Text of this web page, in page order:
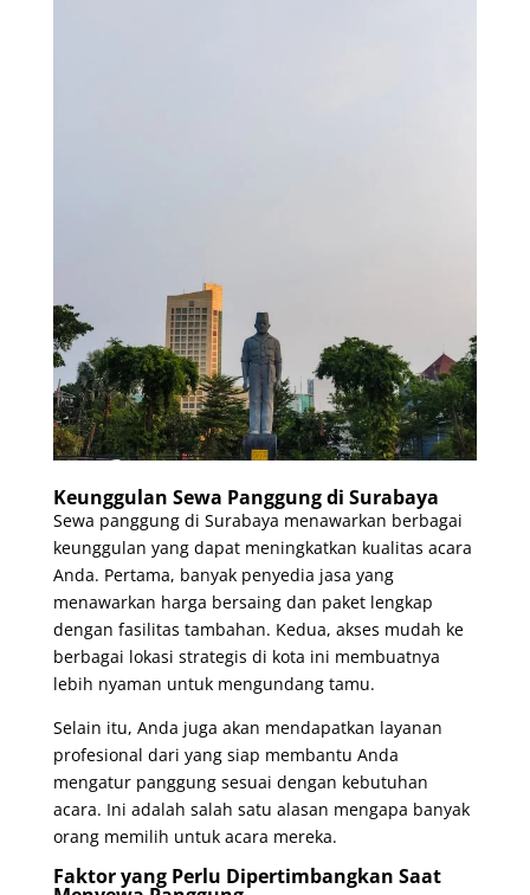
Keunggulan Sewa Panggung di Surabaya
Sewa panggung di Surabaya menawarkan berbagai
keunggulan yang dapat meningkatkan kualitas acara
Anda. Pertama, banyak penyedia jasa yang
menawarkan harga bersaing dan paket lengkap
dengan fasilitas tambahan. Kedua, akses mudah ke
berbagai lokasi strategis di kota ini membuatnya
lebih nyaman untuk mengundang tamu.
Selain itu, Anda juga akan mendapatkan layanan
profesional dari yang siap membantu Anda
mengatur panggung sesuai dengan kebutuhan
acara. Ini adalah salah satu alasan mengapa banyak
orang memilih untuk acara mereka.
Faktor yang Perlu Dipertimbangkan Saat